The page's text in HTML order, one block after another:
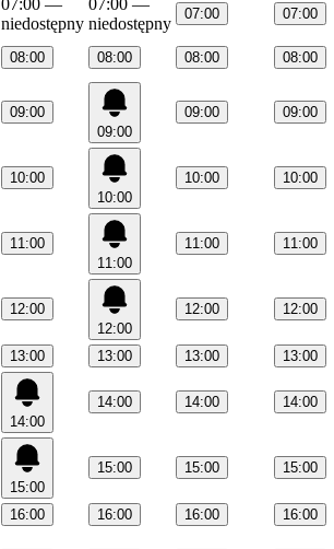
07:00 —
niedostępny
07:00 —
niedostępny
07:00 07:00
08:00 08:00 08:00 08:00
09:00
09:00
09:00 09:00
10:00
10:00
10:00 10:00
11:00
11:00
11:00 11:00
12:00
12:00
12:00 12:00
13:00 13:00 13:00 13:00
14:00
14:00 14:00 14:00
15:00
15:00 15:00 15:00
16:00 16:00 16:00 16:00